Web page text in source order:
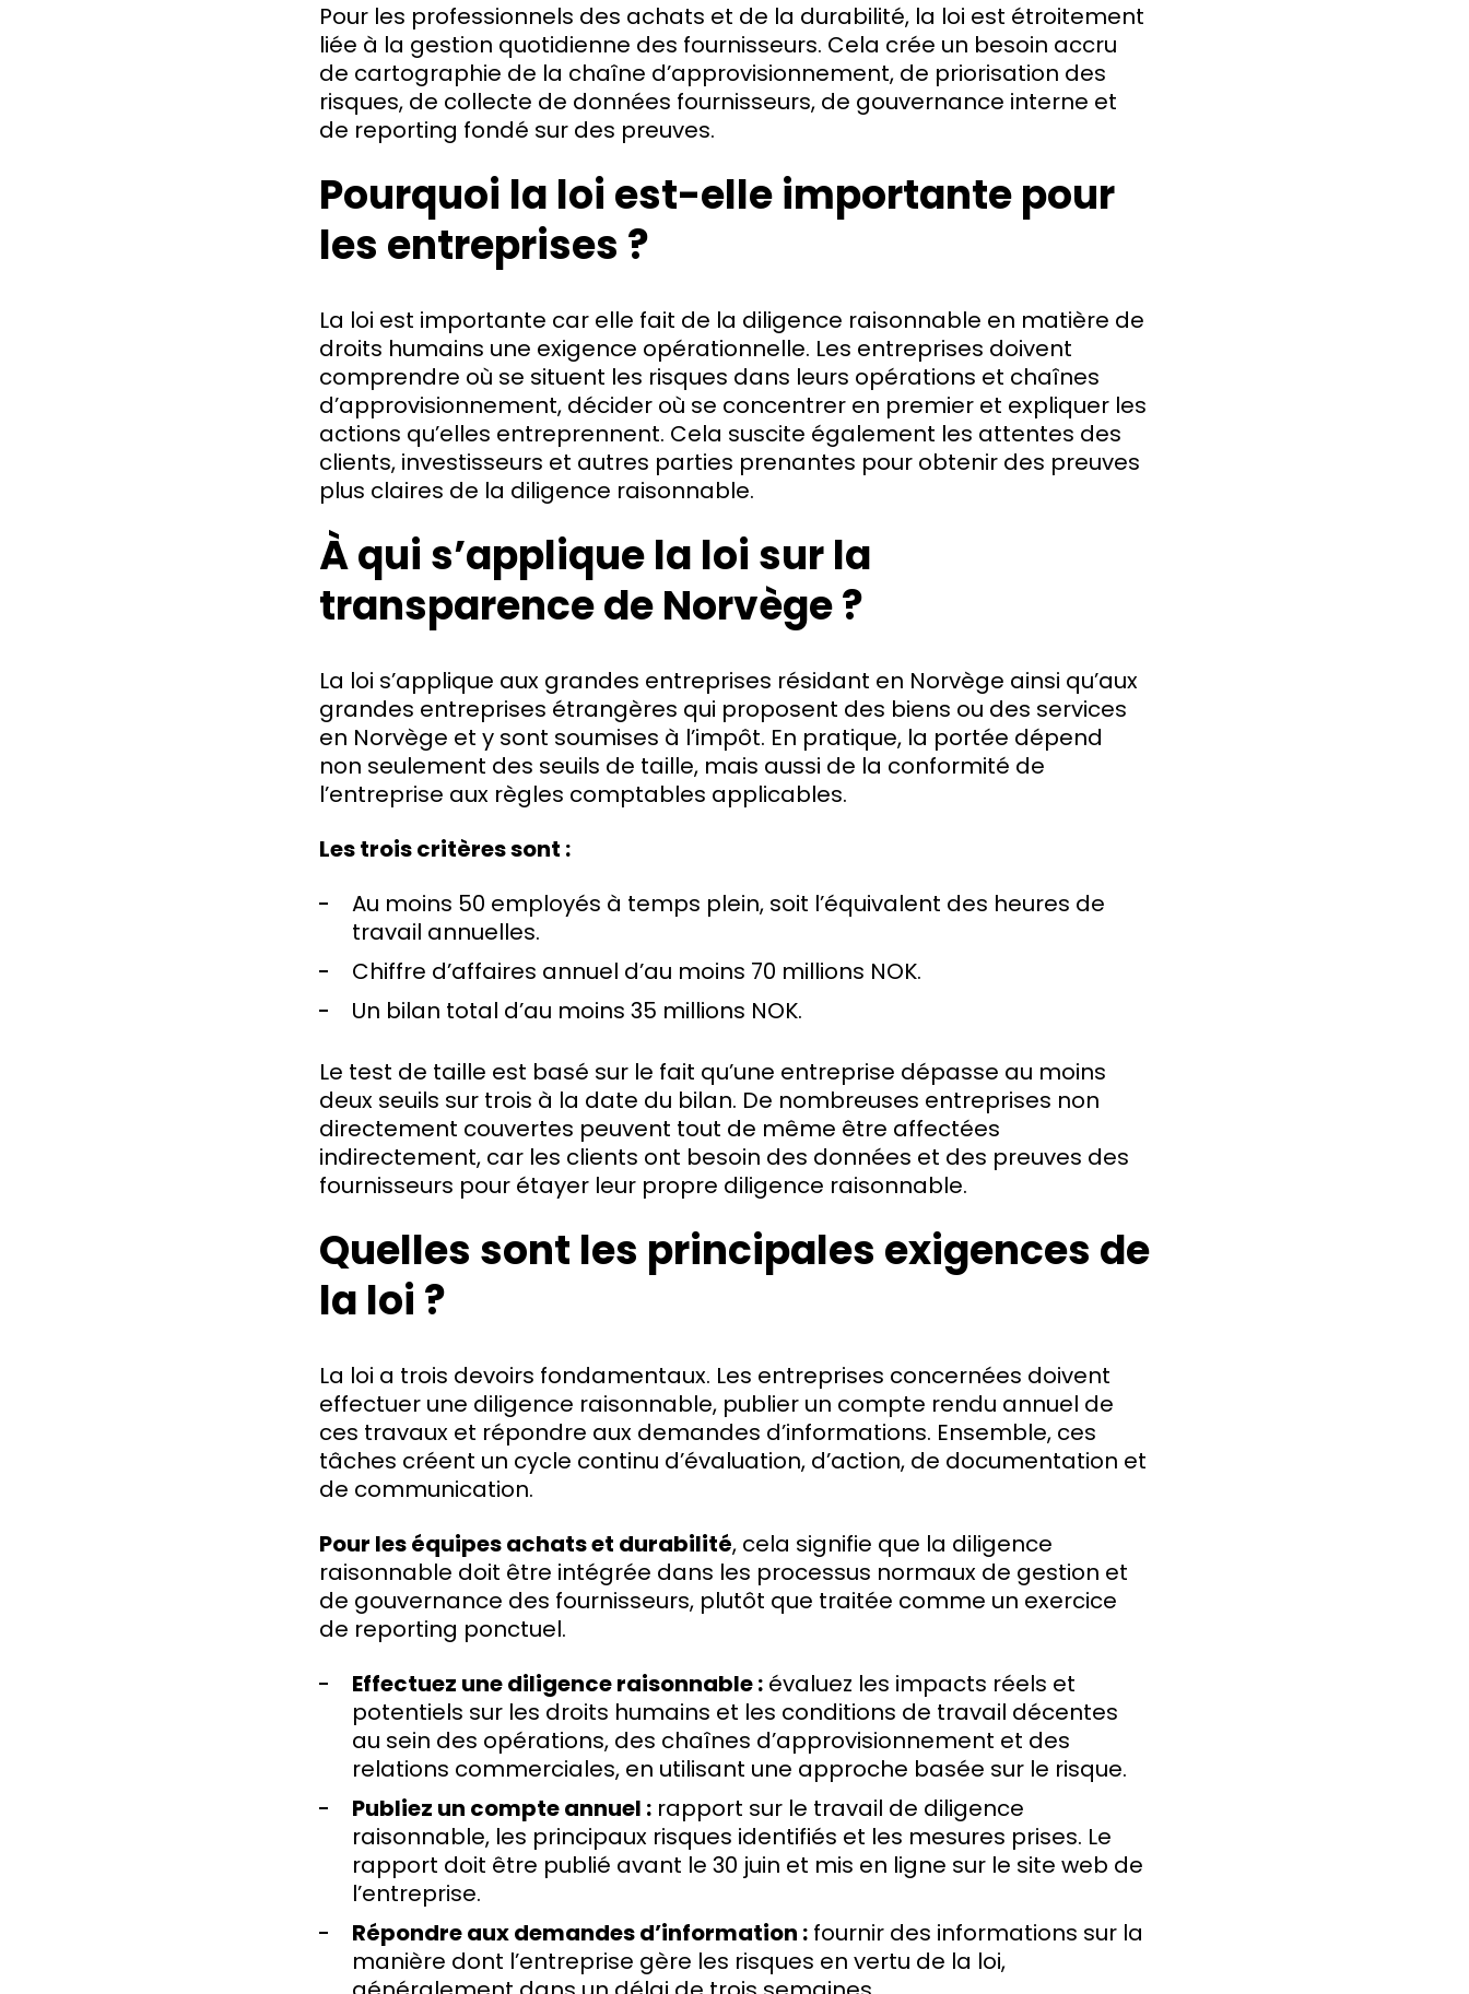
Pour les professionnels des achats et de la durabilité, la loi est étroitement
liée à la gestion quotidienne des fournisseurs. Cela crée un besoin accru
de cartographie de la chaîne d’approvisionnement, de priorisation des
risques, de collecte de données fournisseurs, de gouvernance interne et
de reporting fondé sur des preuves.
Pourquoi la loi est-elle importante pour
les entreprises ?
La loi est importante car elle fait de la diligence raisonnable en matière de
droits humains une exigence opérationnelle. Les entreprises doivent
comprendre où se situent les risques dans leurs opérations et chaînes
d’approvisionnement, décider où se concentrer en premier et expliquer les
actions qu’elles entreprennent. Cela suscite également les attentes des
clients, investisseurs et autres parties prenantes pour obtenir des preuves
plus claires de la diligence raisonnable.
À qui s’applique la loi sur la
transparence de Norvège ?
La loi s’applique aux grandes entreprises résidant en Norvège ainsi qu’aux
grandes entreprises étrangères qui proposent des biens ou des services
en Norvège et y sont soumises à l’impôt. En pratique, la portée dépend
non seulement des seuils de taille, mais aussi de la conformité de
l’entreprise aux règles comptables applicables.
Les trois critères sont :
Au moins 50 employés à temps plein, soit l’équivalent des heures de
travail annuelles.
Chiffre d’affaires annuel d’au moins 70 millions NOK.
Un bilan total d’au moins 35 millions NOK.
Le test de taille est basé sur le fait qu’une entreprise dépasse au moins
deux seuils sur trois à la date du bilan. De nombreuses entreprises non
directement couvertes peuvent tout de même être affectées
indirectement, car les clients ont besoin des données et des preuves des
fournisseurs pour étayer leur propre diligence raisonnable.
Quelles sont les principales exigences de
la loi ?
La loi a trois devoirs fondamentaux. Les entreprises concernées doivent
effectuer une diligence raisonnable, publier un compte rendu annuel de
ces travaux et répondre aux demandes d’informations. Ensemble, ces
tâches créent un cycle continu d’évaluation, d’action, de documentation et
de communication.
Pour les équipes achats et durabilité, cela signifie que la diligence
raisonnable doit être intégrée dans les processus normaux de gestion et
de gouvernance des fournisseurs, plutôt que traitée comme un exercice
de reporting ponctuel.
Effectuez une diligence raisonnable : évaluez les impacts réels et
potentiels sur les droits humains et les conditions de travail décentes
au sein des opérations, des chaînes d’approvisionnement et des
relations commerciales, en utilisant une approche basée sur le risque.
Publiez un compte annuel : rapport sur le travail de diligence
raisonnable, les principaux risques identifiés et les mesures prises. Le
rapport doit être publié avant le 30 juin et mis en ligne sur le site web de
l’entreprise.
Répondre aux demandes d’information : fournir des informations sur la
manière dont l’entreprise gère les risques en vertu de la loi,